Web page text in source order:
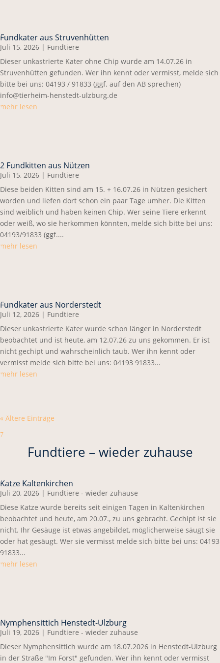
Fundkater aus Struvenhütten
Juli 15, 2026 | Fundtiere
Dieser unkastrierte Kater ohne Chip wurde am 14.07.26 in
Struvenhütten gefunden. Wer ihn kennt oder vermisst, melde sich
bitte bei uns: 04193 / 91833 (ggf. auf den AB sprechen)
info@tierheim-henstedt-ulzburg.de
mehr lesen
2 Fundkitten aus Nützen
Juli 15, 2026 | Fundtiere
Diese beiden Kitten sind am 15. + 16.07.26 in Nützen gesichert
worden und liefen dort schon ein paar Tage umher. Die Kitten
sind weiblich und haben keinen Chip. Wer seine Tiere erkennt
oder weiß, wo sie herkommen könnten, melde sich bitte bei uns:
04193/91833 (ggf....
mehr lesen
Fundkater aus Norderstedt
Juli 12, 2026 | Fundtiere
Dieser unkastrierte Kater wurde schon länger in Norderstedt
beobachtet und ist heute, am 12.07.26 zu uns gekommen. Er ist
nicht gechipt und wahrscheinlich taub. Wer ihn kennt oder
vermisst melde sich bitte bei uns: 04193 91833...
mehr lesen
« Ältere Einträge
7
Fundtiere – wieder zuhause
Katze Kaltenkirchen
Juli 20, 2026 | Fundtiere - wieder zuhause
Diese Katze wurde bereits seit einigen Tagen in Kaltenkirchen
beobachtet und heute, am 20.07., zu uns gebracht. Gechipt ist sie
nicht. Ihr Gesäuge ist etwas angebildet, möglicherweise säugt sie
oder hat gesäugt. Wer sie vermisst melde sich bitte bei uns: 04193
91833...
mehr lesen
Nymphensittich Henstedt-Ulzburg
Juli 19, 2026 | Fundtiere - wieder zuhause
Dieser Nymphensittich wurde am 18.07.2026 in Henstedt-Ulzburg
in der Straße "Im Forst" gefunden. Wer ihn kennt oder vermisst